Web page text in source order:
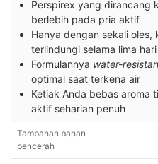
Perspirex yang dirancang
berlebih pada pria aktif
Hanya dengan sekali oles,
terlindungi selama lima hari
Formulannya water-
optimal saat terkena air
Ketiak Anda bebas aroma
aktif seharian penuh
Tambahan bahan
pencerah